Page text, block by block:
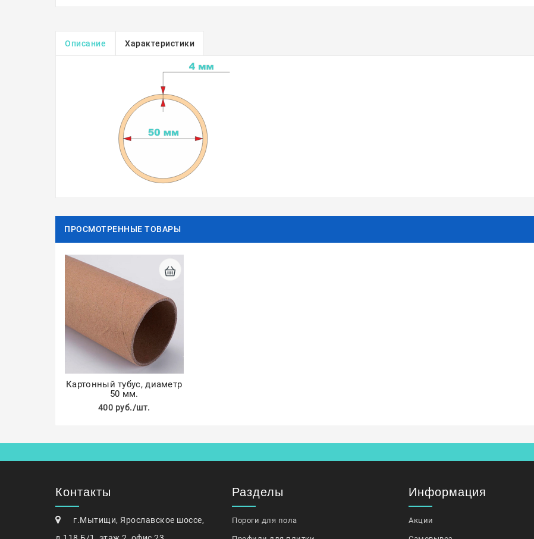
Описание Характеристики
ПРОСМОТРЕННЫЕ ТОВАРЫ
Картонный тубус, диаметр
50 мм.
400 руб./шт.
Контакты
г.Мытищи, Ярославское шоссе,
Разделы
Пороги для пола
Информация
Акции